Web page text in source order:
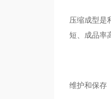
压缩成型是
短、成品率
维护和保存